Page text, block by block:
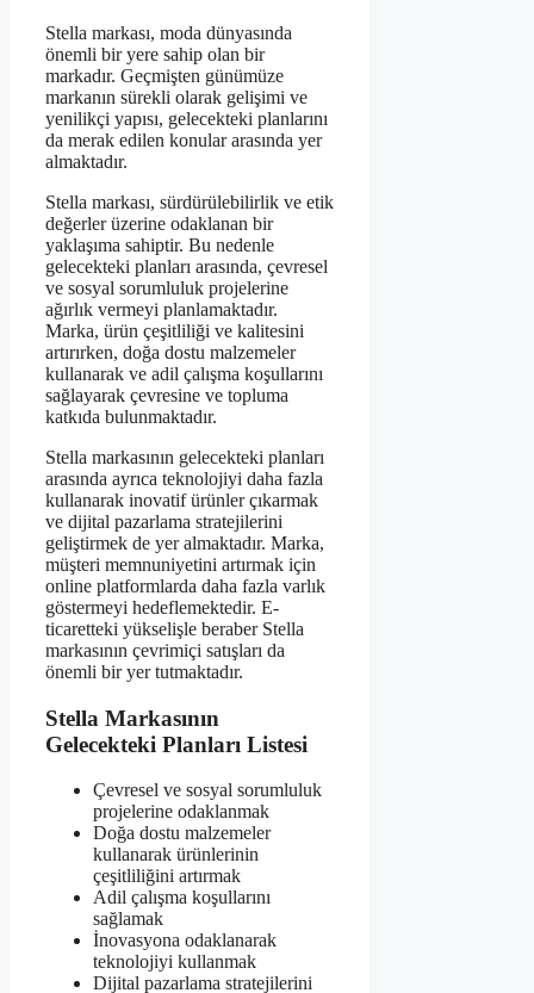
Stella markası, moda dünyasında
önemli bir yere sahip olan bir
markadır. Geçmişten günümüze
markanın sürekli olarak gelişimi ve
yenilikçi yapısı, gelecekteki planlarını
da merak edilen konular arasında yer
almaktadır.
Stella markası, sürdürülebilirlik ve etik
değerler üzerine odaklanan bir
yaklaşıma sahiptir. Bu nedenle
gelecekteki planları arasında, çevresel
ve sosyal sorumluluk projelerine
ağırlık vermeyi planlamaktadır.
Marka, ürün çeşitliliği ve kalitesini
artırırken, doğa dostu malzemeler
kullanarak ve adil çalışma koşullarını
sağlayarak çevresine ve topluma
katkıda bulunmaktadır.
Stella markasının gelecekteki planları
arasında ayrıca teknolojiyi daha fazla
kullanarak inovatif ürünler çıkarmak
ve dijital pazarlama stratejilerini
geliştirmek de yer almaktadır. Marka,
müşteri memnuniyetini artırmak için
online platformlarda daha fazla varlık
göstermeyi hedeflemektedir. E-
ticaretteki yükselişle beraber Stella
markasının çevrimiçi satışları da
önemli bir yer tutmaktadır.
Stella Markasının
Gelecekteki Planları Listesi
Çevresel ve sosyal sorumluluk
projelerine odaklanmak
Doğa dostu malzemeler
kullanarak ürünlerinin
çeşitliliğini artırmak
Adil çalışma koşullarını
sağlamak
İnovasyona odaklanarak
teknolojiyi kullanmak
Dijital pazarlama stratejilerini